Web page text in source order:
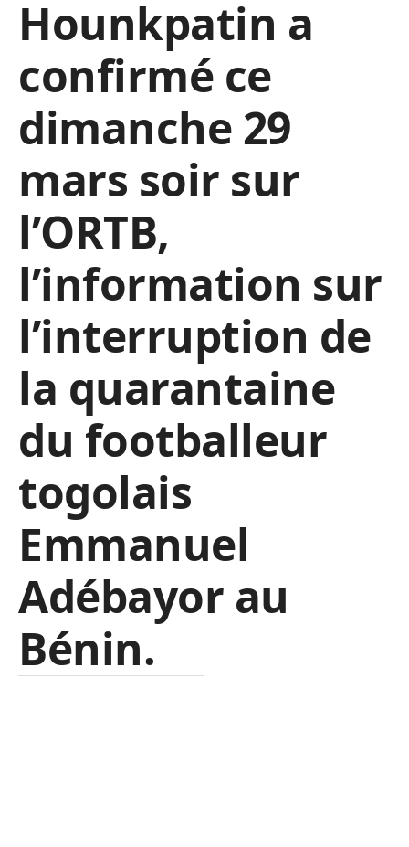
Hounkpatin a
confirmé ce
dimanche 29
mars soir sur
l’ORTB,
l’information sur
l’interruption de
la quarantaine
du footballeur
togolais
Emmanuel
Adébayor au
Bénin.